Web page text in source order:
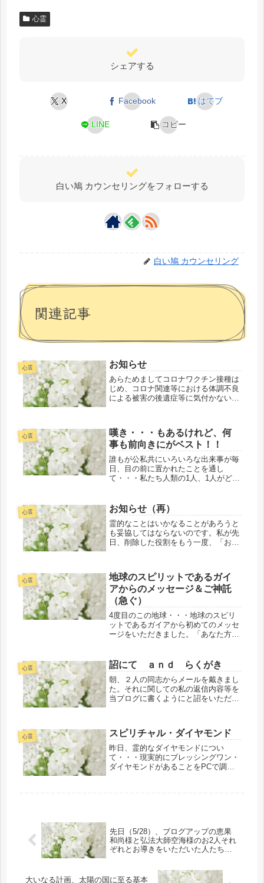
心霊
シェアする
X Facebook はてブ
LINE コピー
白い鳩 カウンセリングをフォローする
白い鳩 カウンセリング
関連記事
心霊 お知らせ
あらためましてコロナワクチン接種は
じめ、コロナ関連等における体調不良
による被害の後遺症等に気付かないま
元仲間＆友達＝同胞たちの事例対応関
連の詳細内容等からパイプ役と言えど
も、...
心霊
嘆き・・・もあるけれど、何
事も前向きにがベスト！！
誰もが公私共にいろいろな出来事が毎
日、目の前に置かれたことを通し
て・・・私たち人類の1人、1人がどの
り、感情の荒れでは魂磨き的には正し
い「想（思）い・行い・語る」の対処
は難...
心霊 お知らせ（再）
霊的なことはいかなることがあろうと
も妥協してはならないのです。私が先
日、削除した役割をもう一度、「お知
き・学ばなければ意味がなく、更なる
試練が訪れ気づき・学ぶことになるよ
うで...
心霊
地球のスピリットであるガイ
アからのメッセージ＆ご神託
（急ぐ）
4度目のこの地球・・・地球のスピリ
ットであるガイアから初めてのメッセ
ージをいただきました。「あなた方が
破滅しています。今回、4度目の地球
はガイアであるスピリットがアセンシ
ョ...
心霊 詔にて ａｎｄ らくがき
朝、２人の同志からメールを戴きまし
た。それに関しての私の返信内容等を
当ブログに書くようにと詔をいただき
複数人へ転送するようにと返信を書い
ている最中に詔をいただき内容等も固
有...
心霊 スピリチャル・ダイヤモンド
昨日、霊的なダイヤモンドについ
て・・・現実的にブレッシングワン・
ダイヤモンドがあることをPCで調べ
先日（5/28）、ブログアップの恵果
和尚様と弘法大師空海様のお2人それ
ぞれとお導きをいただいた人たちが
のパイプ役を急きょ、初遂行いたし
大いなる計画、太陽の国に至る基本